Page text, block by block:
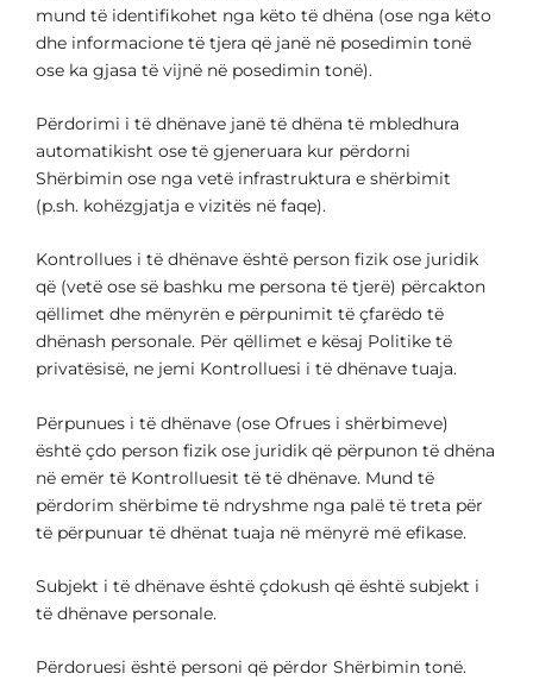
mund të identifikohet nga këto të dhëna (ose nga këto
dhe informacione të tjera që janë në posedimin tonë
ose ka gjasa të vijnë në posedimin tonë).
Përdorimi i të dhënave janë të dhëna të mbledhura
automatikisht ose të gjeneruara kur përdorni
Shërbimin ose nga vetë infrastruktura e shërbimit
(p.sh. kohëzgjatja e vizitës në faqe).
Kontrollues i të dhënave është person fizik ose juridik
që (vetë ose së bashku me persona të tjerë) përcakton
qëllimet dhe mënyrën e përpunimit të çfarëdo të
dhënash personale. Për qëllimet e kësaj Politike të
privatësisë, ne jemi Kontrolluesi i të dhënave tuaja.
Përpunues i të dhënave (ose Ofrues i shërbimeve)
është çdo person fizik ose juridik që përpunon të dhëna
në emër të Kontrolluesit të të dhënave. Mund të
përdorim shërbime të ndryshme nga palë të treta për
të përpunuar të dhënat tuaja në mënyrë më efikase.
Subjekt i të dhënave është çdokush që është subjekt i
të dhënave personale.
Përdoruesi është personi që përdor Shërbimin tonë.